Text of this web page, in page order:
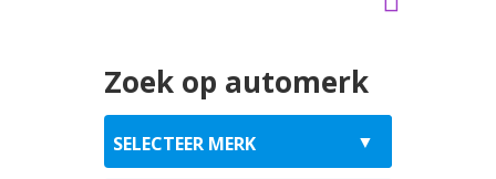
Zoek op automerk